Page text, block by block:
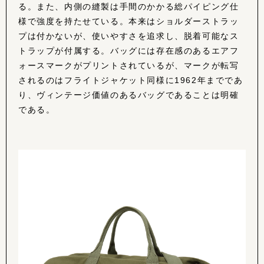
る。また、内側の縫製は手間のかかる総パイピング仕
様で強度を持たせている。本来はショルダーストラッ
プは付かないが、使いやすさを追求し、脱着可能なス
トラップが付属する。バッグには存在感のあるエアフ
ォースマークがプリントされているが、マークが転写
されるのはフライトジャケット同様に1962年までであ
り、ヴィンテージ価値のあるバッグであることは明確
である。